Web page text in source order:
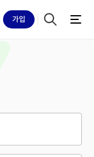
가입